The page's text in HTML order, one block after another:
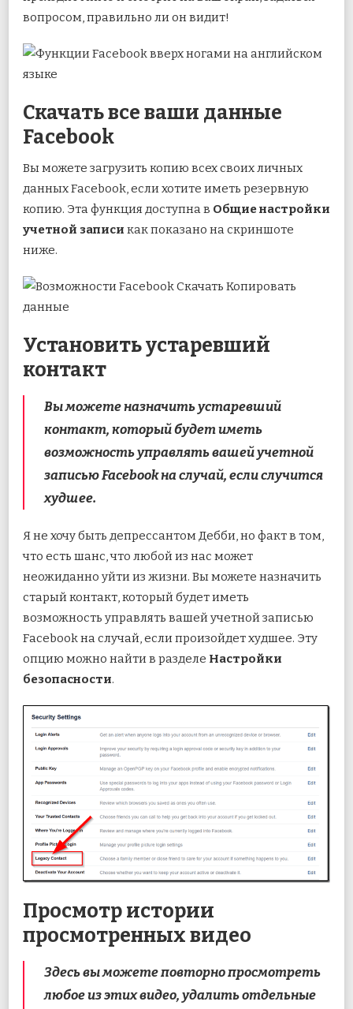
вопросом, правильно ли он видит!
Скачать все ваши данные
Facebook
Вы можете загрузить копию всех своих личных
данных Facebook, если хотите иметь резервную
копию. Эта функция доступна в Общие настройки
учетной записи как показано на скриншоте
ниже.
Установить устаревший
контакт
Вы можете назначить устаревший
контакт, который будет иметь
возможность управлять вашей учетной
записью Facebook на случай, если случится
худшее.
Я не хочу быть депрессантом Дебби, но факт в том,
что есть шанс, что любой из нас может
неожиданно уйти из жизни. Вы можете назначить
старый контакт, который будет иметь
возможность управлять вашей учетной записью
Facebook на случай, если произойдет худшее. Эту
опцию можно найти в разделе Настройки
безопасности.
Просмотр истории
просмотренных видео
Здесь вы можете повторно просмотреть
любое из этих видео, удалить отдельные